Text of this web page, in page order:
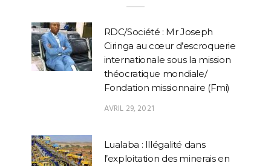
RDC/Société : Mr Joseph
Ciringa au cœur d’escroquerie
internationale sous la mission
théocratique mondiale/
Fondation missionnaire (Fmi)
AVRIL 29, 2021
Lualaba : Illégalité dans
l’exploitation des minerais en